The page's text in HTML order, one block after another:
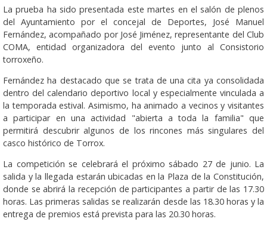
La prueba ha sido presentada este martes en el salón de plenos
del Ayuntamiento por el concejal de Deportes, José Manuel
Fernández, acompañado por José Jiménez, representante del Club
COMA, entidad organizadora del evento junto al Consistorio
torroxeño.
Fernández ha destacado que se trata de una cita ya consolidada
dentro del calendario deportivo local y especialmente vinculada a
la temporada estival. Asimismo, ha animado a vecinos y visitantes
a participar en una actividad "abierta a toda la familia" que
permitirá descubrir algunos de los rincones más singulares del
casco histórico de Torrox.
La competición se celebrará el próximo sábado 27 de junio. La
salida y la llegada estarán ubicadas en la Plaza de la Constitución,
donde se abrirá la recepción de participantes a partir de las 17.30
horas. Las primeras salidas se realizarán desde las 18.30 horas y la
entrega de premios está prevista para las 20.30 horas.